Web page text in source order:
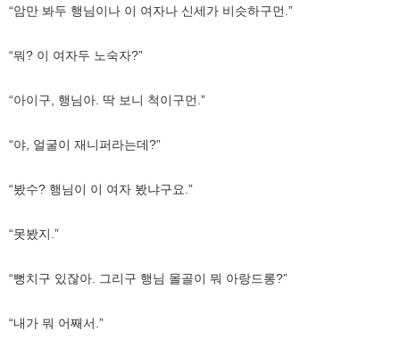
“암만 봐두 행님이나 이 여자나 신세가 비슷하구먼.”
“뭐? 이 여자두 노숙자?”
“아이구, 행님아. 딱 보니 척이구먼.”
“야, 얼굴이 재니퍼라는데?”
“봤수? 행님이 이 여자 봤냐구요.”
“못봤지.”
“뻥치구 있잖아. 그리구 행님 몰골이 뭐 아랑드롱?”
“내가 뭐 어째서.”